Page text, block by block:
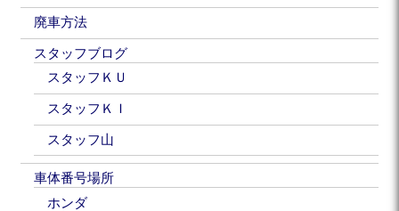
廃車方法
スタッフブログ
スタッフＫＵ
スタッフＫＩ
スタッフ山
車体番号場所
ホンダ